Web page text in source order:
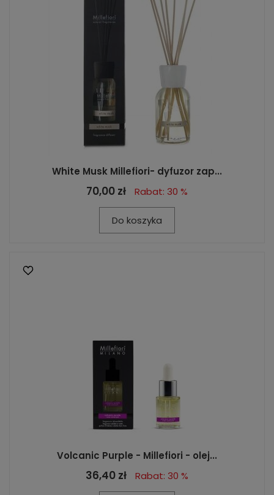
White Musk Millefiori- dyfuzor zap...
70,00 zł Rabat: 30 %
Do koszyka
Volcanic Purple - Millefiori - olej...
36,40 zł Rabat: 30 %